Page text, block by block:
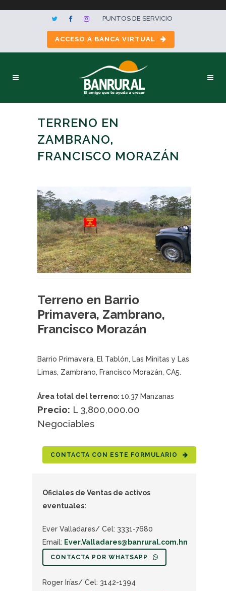
PUNTOS DE SERVICIO
ACCESO A BANCA VIRTUAL
TERRENO EN
ZAMBRANO,
FRANCISCO MORAZÁN
Terreno en Barrio
Primavera, Zambrano,
Francisco Morazán
Barrio Primavera, El Tablón, Las Minitas y Las
Limas, Zambrano, Francisco Morazán, CA5.
Área total del terreno: 10.37 Manzanas
Precio: L 3,800,000.00
Negociables
CONTACTA CON ESTE FORMULARIO
Oficiales de Ventas de activos
eventuales:
Ever Valladares/ Cel: 3331-7680
Email: Ever.Valladares@banrural.com.hn
CONTACTA POR WHATSAPP
Roger Irías/ Cel: 3142-1394